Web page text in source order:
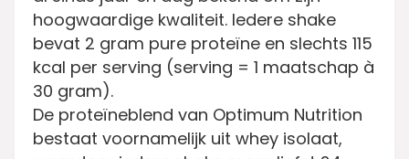
hoogwaardige kwaliteit. Iedere shake
bevat 2 gram pure proteïne en slechts 115
kcal per serving (serving = 1 maatschap à
30 gram).
De proteïneblend van Optimum Nutrition
bestaat voornamelijk uit whey isolaat,